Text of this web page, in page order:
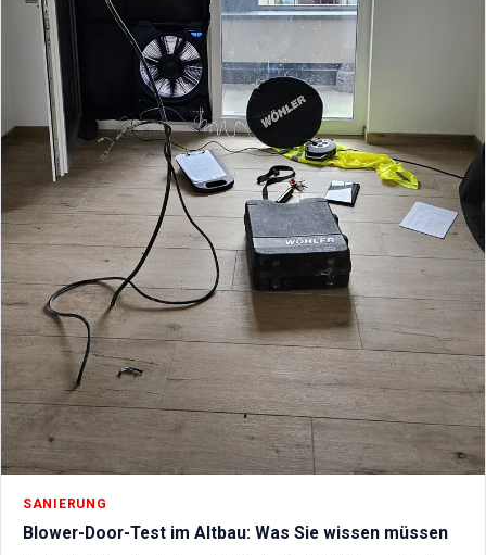
SANIERUNG
Blower-Door-Test im Altbau: Was Sie wissen müssen